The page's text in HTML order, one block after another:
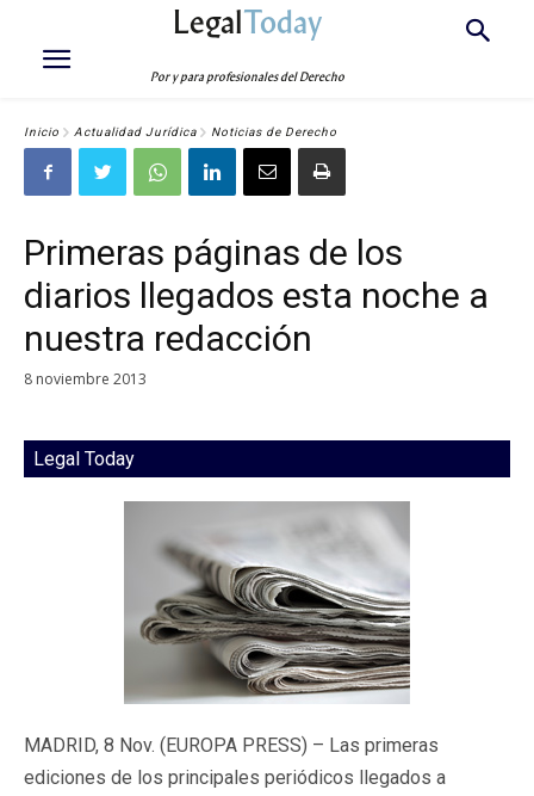
LegalToday
Por y para profesionales del Derecho
Inicio Actualidad Jurídica Noticias de Derecho
Primeras páginas de los
diarios llegados esta noche a
nuestra redacción
8 noviembre 2013
Legal Today
MADRID, 8 Nov. (EUROPA PRESS) – Las primeras
ediciones de los principales periódicos llegados a